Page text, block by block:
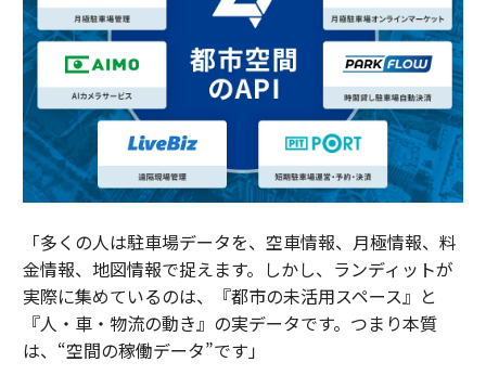
「多くの人は駐車場データを、空車情報、月極情報、料
金情報、地図情報で捉えます。しかし、ランディットが
実際に集めているのは、『都市の未活用スペース』と
『人・車・物流の動き』の実データです。つまり本質
は、“空間の稼働データ”です」